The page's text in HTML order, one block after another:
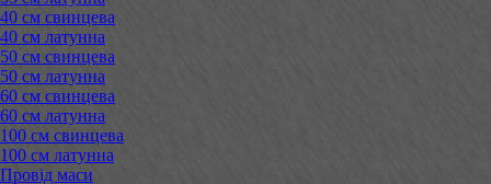
40 см свинцева
40 см латунна
50 см свинцева
50 см латунна
60 см свинцева
60 см латунна
100 см свинцева
100 см латунна
Провід маси